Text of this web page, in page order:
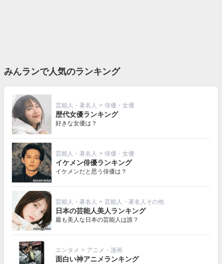
みんランで人気のランキング
芸能人・著名人 > 俳優・女優
歴代女優ランキング
好きな女優は？
芸能人・著名人 > 俳優・女優
イケメン俳優ランキング
イケメンだと思う俳優は？
芸能人・著名人 > 芸能人・著名人その他
日本の芸能人美人ランキング
最も美人な日本の芸能人は誰？
エンタメ > アニメ・漫画
面白い神アニメランキング